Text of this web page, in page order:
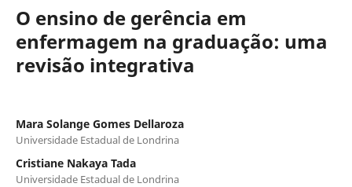
O ensino de gerência em
enfermagem na graduação: uma
revisão integrativa
Mara Solange Gomes Dellaroza
Universidade Estadual de Londrina
Cristiane Nakaya Tada
Universidade Estadual de Londrina